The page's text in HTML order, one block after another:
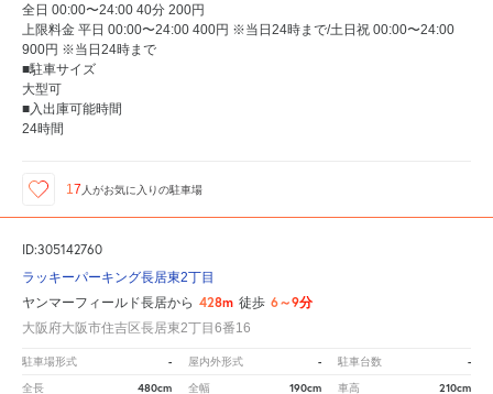
全日 00:00〜24:00 40分 200円
上限料金 平日 00:00〜24:00 400円 ※当日24時まで/土日祝 00:00〜24:00
900円 ※当日24時まで
■駐車サイズ
大型可
■入出庫可能時間
24時間
17 人がお気に入りの駐車場
ID:305142760
ラッキーパーキング長居東2丁目
ヤンマーフィールド長居から 428m 徒歩 6～9分
大阪府大阪市住吉区長居東2丁目6番16
駐車場形式 - 屋内外形式 - 駐車台数 -
全長 480cm 全幅 190cm 車高 210cm